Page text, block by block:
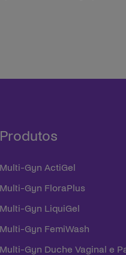
Produtos
Multi-Gyn ActiGel
Multi-Gyn FloraPlus
Multi-Gyn LiquiGel
Multi-Gyn FemiWash
Multi-Gyn Duche Vaginal e